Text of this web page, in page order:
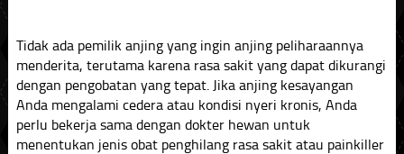
Tidak ada pemilik anjing yang ingin anjing peliharaannya
menderita, terutama karena rasa sakit yang dapat dikurangi
dengan pengobatan yang tepat. Jika anjing kesayangan
Anda mengalami cedera atau kondisi nyeri kronis, Anda
perlu bekerja sama dengan dokter hewan untuk
menentukan jenis obat penghilang rasa sakit atau painkiller